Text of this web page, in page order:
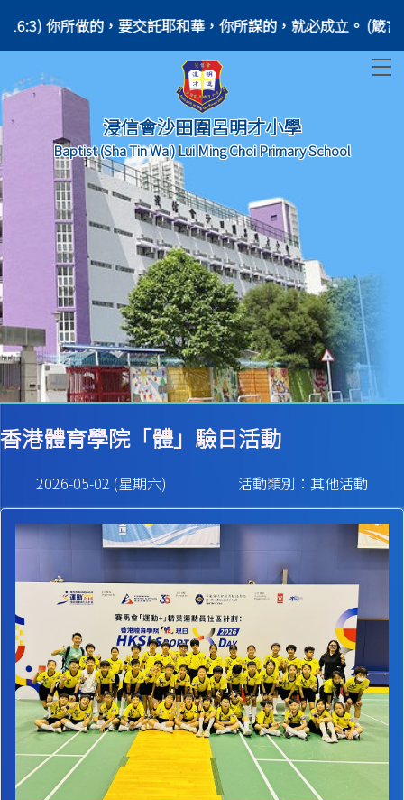
你所做的，要交託耶和華，你所謀的，就必成立。 (箴言
浸信會沙田圍呂明才小學
Baptist (Sha Tin Wai) Lui Ming Choi Primary School
香港體育學院「體」驗日活動
2026-05-02 (星期六) 活動類別：其他活動